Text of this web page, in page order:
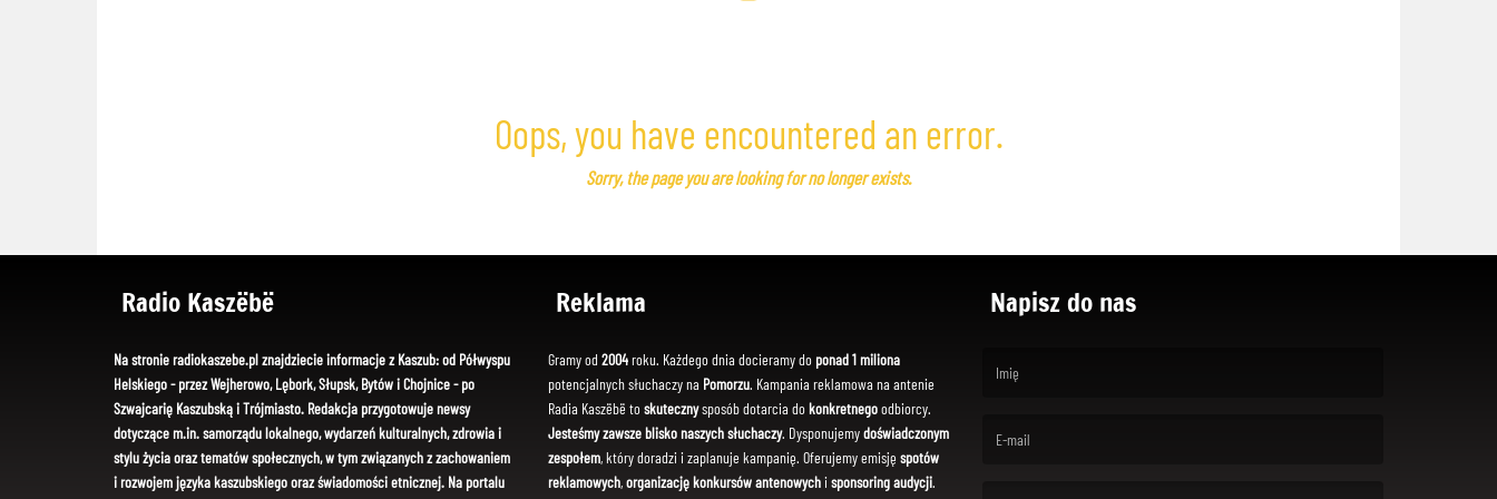
Oops, you have encountered an error.
Sorry, the page you are looking for no longer exists.
Radio Kaszëbë
Na stronie radiokaszebe.pl znajdziecie informacje z Kaszub: od Półwyspu
Helskiego - przez Wejherowo, Lębork, Słupsk, Bytów i Chojnice - po
Szwajcarię Kaszubską i Trójmiasto. Redakcja przygotowuje newsy
dotyczące m.in. samorządu lokalnego, wydarzeń kulturalnych, zdrowia i
stylu życia oraz tematów społecznych, w tym związanych z zachowaniem
i rozwojem języka kaszubskiego oraz świadomości etnicznej. Na portalu
Reklama
Gramy od 2004roku. Każdego dnia docieramy do ponad 1 miliona
potencjalnych słuchaczy na Pomorzu. Kampania reklamowa na antenie
Radia Kaszëbë toskutecznysposób dotarcia dokonkretnegoodbiorcy.
Jesteśmy zawsze blisko naszych słuchaczy. Dysponujemydoświadczonym
zespołem, który doradzi i zaplanuje kampanię. Oferujemy emisję spotów
reklamowych,organizację konkursów antenowychi sponsoring audycji.
Napisz do nas